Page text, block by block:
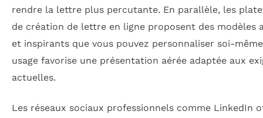
rendre la lettre plus percutante. En parallèle, les
de création de lettre en ligne proposent des modèles
et inspirants que vous pouvez personnaliser soi-
usage favorise une présentation aérée adaptée aux
actuelles.
Les réseaux sociaux professionnels comme LinkedIn